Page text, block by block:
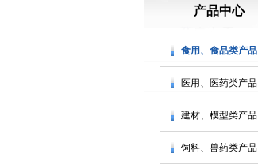
产品中心
食用、食品类产品
医用、医药类产品
建材、模型类产品
饲料、兽药类产品